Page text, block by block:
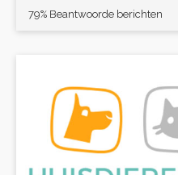
79% Beantwoorde berichten